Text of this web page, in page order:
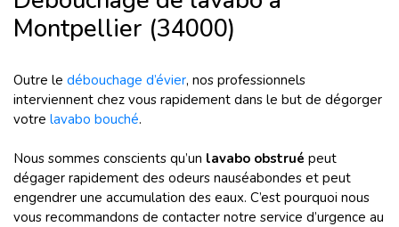
Montpellier (34000)
Outre le débouchage d’évier, nos professionnels
interviennent chez vous rapidement dans le but de dégorger
votre lavabo bouché.
Nous sommes conscients qu’un lavabo obstrué peut
dégager rapidement des odeurs nauséabondes et peut
engendrer une accumulation des eaux. C’est pourquoi nous
vous recommandons de contacter notre service d’urgence au